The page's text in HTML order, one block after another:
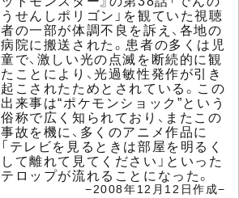
うせんしポリゴン」を観ていた視聴
者の一部が体調不良を訴え、各地の
病院に搬送された。患者の多くは児
童で、激しい光の点滅を断続的に観
たことにより、光過敏性発作が引き
起こされたためとされている。この
出来事は“ポケモンショック”という
俗称で広く知られており、またこの
事故を機に、多くのアニメ作品に
「テレビを見るときは部屋を明るく
して離れて見てください」といった
テロップが流れることになった。
−2008年12月12日作成−